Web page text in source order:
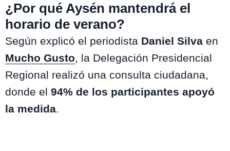
¿Por qué Aysén mantendrá el
horario de verano?
Según explicó el periodista Daniel Silva en
Mucho Gusto, la Delegación Presidencial
Regional realizó una consulta ciudadana,
donde el 94% de los participantes apoyó
la medida.